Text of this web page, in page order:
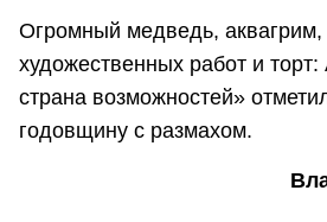
Огромный медведь, аквагрим,
художественных работ и
страна возможностей»
годовщину с размахом.